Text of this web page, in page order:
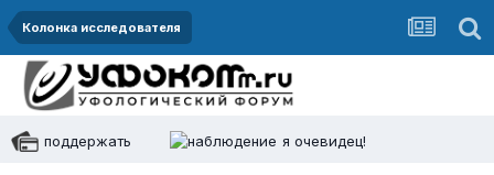
Колонка исследователя
поддержать я очевидец!